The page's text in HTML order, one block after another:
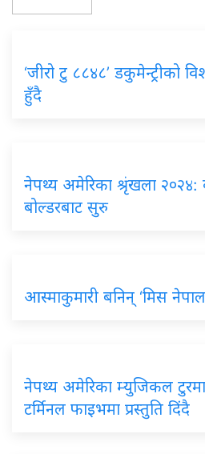
‘जीरो टु ८८४८’ डकुमेन्ट्रीको
हुँदै
नेपथ्य अमेरिका श्रृंखला २०२४:
बोल्डरबाट सुरु
आस्माकुमारी बनिन् ‘मिस
नेपथ्य अमेरिका म्युजिकल
टर्मिनल फाइभमा प्रस्तुति दिंदै